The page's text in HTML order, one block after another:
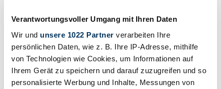
Verantwortungsvoller Umgang mit Ihren Daten
Wir und unsere 1022 Partner verarbeiten Ihre
persönlichen Daten, wie z. B. Ihre IP-Adresse, mithilfe
von Technologien wie Cookies, um Informationen auf
Ihrem Gerät zu speichern und darauf zuzugreifen und so
personalisierte Werbung und Inhalte, Messungen von
Prezzo su richiesta2 anni fa